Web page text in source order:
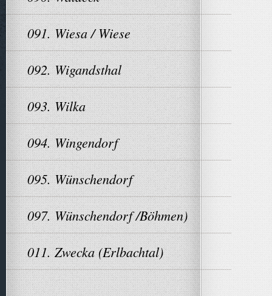
091. Wiesa / Wiese
092. Wigandsthal
093. Wilka
094. Wingendorf
095. Wünschendorf
097. Wünschendorf /Böhmen)
011. Zwecka (Erlbachtal)